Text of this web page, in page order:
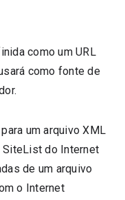
como um URL
como fonte de
um arquivo XML
SiteList do Internet
de um arquivo
o Internet